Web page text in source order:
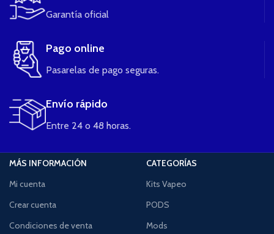
Garantía oficial
Pago online
Pasarelas de pago seguras.
Envío rápido
Entre 24 o 48 horas.
MÁS INFORMACIÓN
Mi cuenta
Crear cuenta
Condiciones de venta
CATEGORÍAS
Kits Vapeo
PODS
Mods